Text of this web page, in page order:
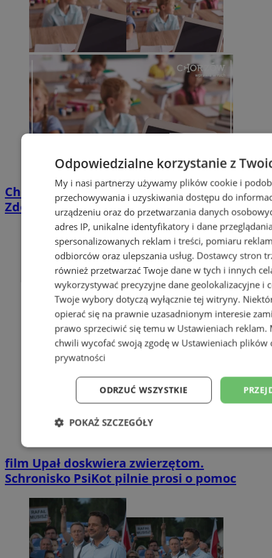
Chorzowskie szkoły cyfrowymi liderami.
Zdobyły blisko 98 tys. zł
film Upał doskwiera zwierzętom.
Schronisko PsiKot pilnie prosi o pomoc
Odpowiedzialne korzystanie z
My i nasi partnerzy używamy plików cookie i
przechowywania i uzyskiwania dostępu do
urządzeniu oraz do przetwarzania danych
adres IP, unikalne identyfikatory i dane
spersonalizowanych reklam i treści, pomiaru
odbiorców oraz ulepszania usług. Dostawcy stron
również przetwarzać Twoje dane w tych i innych
wykorzystywać precyzyjne dane geolokalizacyjne i
Twoje wybory dotyczą wyłącznie tej witryny.
opierać się na prawnie uzasadnionym interesie
prawo sprzeciwić się temu w Ustawieniach reklam.
chwili wycofać swoją zgodę w Ustawieniach plików
prywatności
ODRZUĆ WSZYSTKIE
POKAŻ SZCZEGÓŁY
Niezbędne Wydajność